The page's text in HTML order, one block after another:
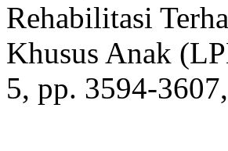
Rehabilitasi
Khusus Anak
5, pp. 3594-